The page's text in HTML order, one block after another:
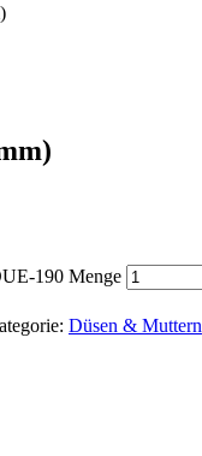
190 Menge
Düsen & Muttern